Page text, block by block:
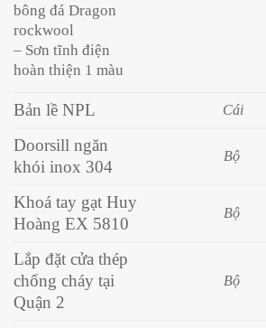
bông đá Dragon
rockwool
– Sơn tĩnh điện
hoàn thiện 1 màu
Bản lề NPL Cái
Doorsill ngăn
khói inox 304
Bộ
Khoá tay gạt Huy
Hoàng EX 5810
Bộ
Lắp đặt cửa thép
chống cháy tại
Quận 2
Bộ